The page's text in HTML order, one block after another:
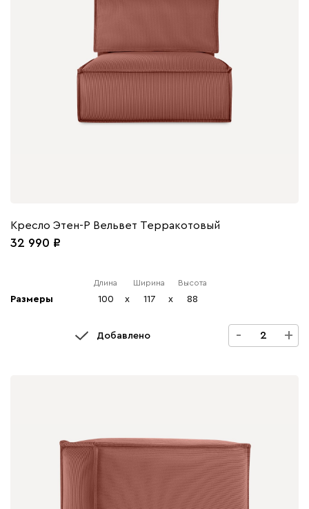
Кресло Этен-Р Вельвет Терракотовый
32 990
Размеры
Длина
100 x
Ширина
117 x
Высота
88
Добавлено - +